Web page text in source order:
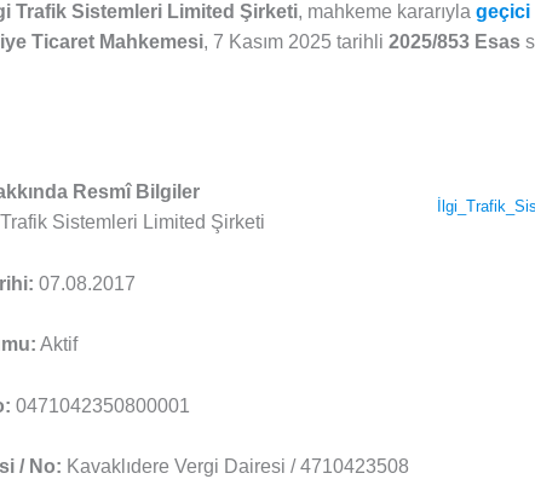
Trafik Sistemleri Limited Şirketi, mahkeme kararıyla geçici
Ticaret Mahkemesi, 7 Kasım 2025 tarihli 2025/853 Esas
Resmî Bilgiler
Trafik Sistemleri Limited Şirketi
07.08.2017
Aktif
0471042350800001
/ No: Kavaklıdere Vergi Dairesi / 4710423508